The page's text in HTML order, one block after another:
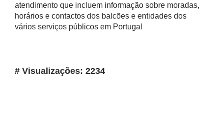
atendimento que incluem informação sobre moradas,
horários e contactos dos balcões e entidades dos
vários serviços públicos em Portugal
# Visualizações: 2234